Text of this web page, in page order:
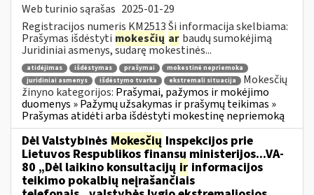
Web turinio sąrašas 2025-01-29
Registracijos numeris KM2513 Ši informacija skelbiama:
Prašymas išdėstyti mokesčių ar baudų sumokėjimą
Juridiniai asmenys, sudarę mokestinės...
atidėjimas išdėstymas prašymai
mokestinė nepriemoka
juridiniai asmenys
išdėstymo tvarka ekstremali situacija
Mokesčių
žinyno kategorijos: Prašymai, pažymos ir mokėjimo
duomenys » Pažymų užsakymas ir prašymų teikimas »
Prašymas atidėti arba išdėstyti mokestinę nepriemoką
Dėl Valstybinės Mokesčių Inspekcijos prie
Lietuvos Respublikos finansų ministerijos...VA-
80 „Dėl laikino konsultacijų ir informacijos
teikimo pokalbių neįrašančiais